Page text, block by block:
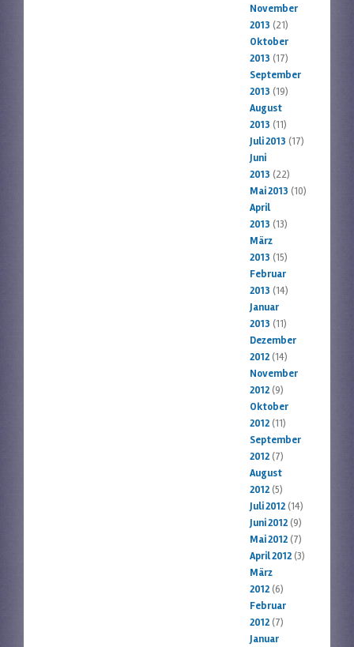
November
2013 (21)
Oktober
2013 (17)
September
2013 (19)
August
2013 (11)
Juli 2013 (17)
Juni
2013 (22)
Mai 2013 (10)
April
2013 (13)
März
2013 (15)
Februar
2013 (14)
Januar
2013 (11)
Dezember
2012(14)
November
2012(9)
Oktober
2012(11)
September
2012(7)
August
2012(5)
Juli 2012(14)
Juni 2012(9)
Mai 2012(7)
April 2012(3)
März
2012(6)
Februar
2012(7)
Januar